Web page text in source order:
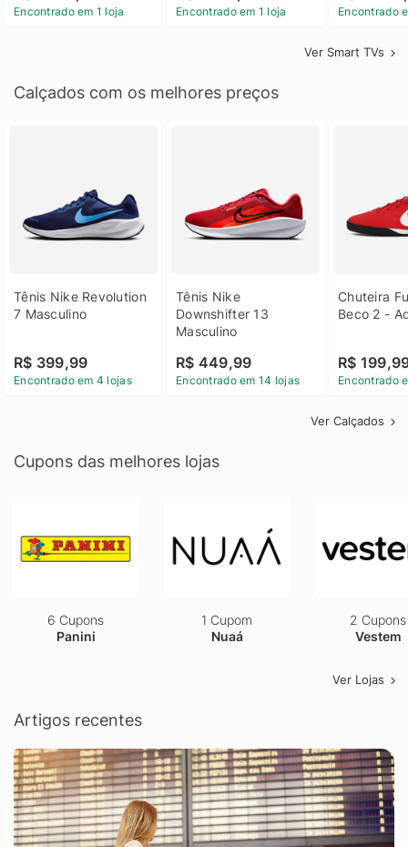
Encontrado em 1 loja Encontrado em 1 loja Encontrado
Ver Smart TVs
Calçados com os melhores preços
Tênis Nike Revolution
7 Masculino
R$ 399,99
Encontrado em 4 lojas
Tênis Nike
Downshifter 13
Masculino
R$ 449,99
Encontrado em 14 lojas
Chuteira
Beco 2 -
R$
Encontrado
Ver Calçados
Cupons das melhores lojas
6 Cupons
Panini
1 Cupom
Nuaá
2 Cupons
Vestem
Ver Lojas
Artigos recentes